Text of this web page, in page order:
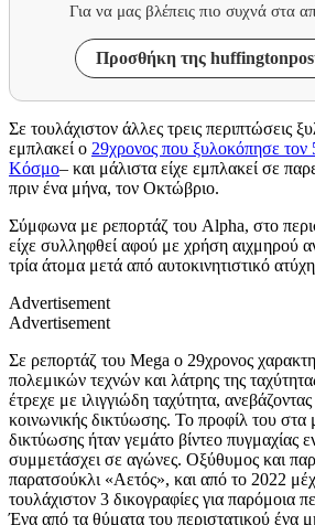
Για να μας βλέπεις πιο συχνά στα
Προσθήκη της
Σε τουλάχιστον άλλες τρεις περιπτώσεις
εμπλακεί ο 29χρονος που ξυλοκόπησε
Κόσμο– και μάλιστα είχε εμπλακεί σε
πριν ένα μήνα, τον Οκτώβριο.
Σύμφωνα με ρεπορτάζ του Alpha, στο
είχε συλληφθεί αφού με χρήση αιχμηρού
τρία άτομα μετά από αυτοκινητιστικό
Advertisement
Advertisement
Σε ρεπορτάζ του Mega ο 29χρονος
πολεμικών τεχνών και λάτρης της
έτρεχε με ιλιγγιώδη ταχύτητα,
κοινωνικής δικτύωσης. Το προφίλ του στα
δικτύωσης ήταν γεμάτο βίντεο πυγμαχίας
συμμετάσχει σε αγώνες. Οξύθυμος και
παρατσούκλι «Αετός», και από το 2022
τουλάχιστον 3 δικογραφίες για παρόμοια
Ένα από τα θύματα του περιστατικού ένα